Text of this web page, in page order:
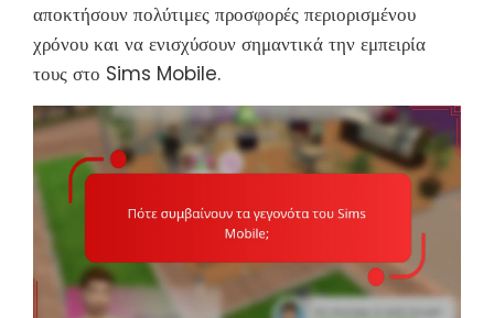
αποκτήσουν πολύτιμες προσφορές περιορισμένου
χρόνου και να ενισχύσουν σημαντικά την εμπειρία
τους στο Sims Mobile.